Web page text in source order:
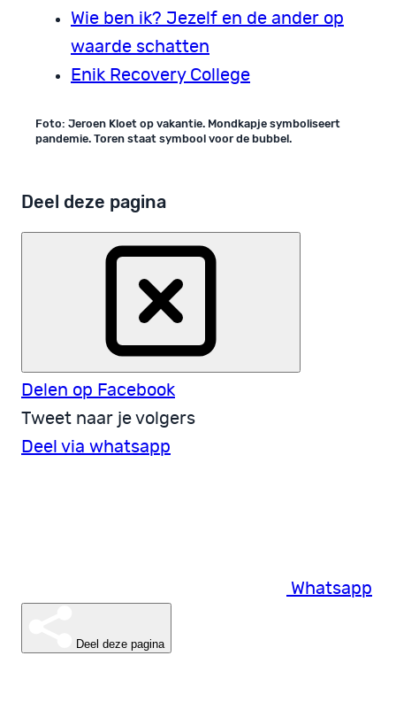
Wie ben ik? Jezelf en de ander op
waarde schatten
Enik Recovery College
Foto: Jeroen Kloet op vakantie. Mondkapje symboliseert
pandemie. Toren staat symbool voor de bubbel.
Deel deze pagina
Delen op Facebook
Tweet naar je volgers
Deel via whatsapp
Whatsapp
Deel deze pagina